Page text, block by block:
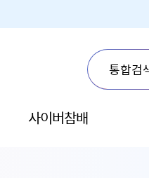
사이버참배